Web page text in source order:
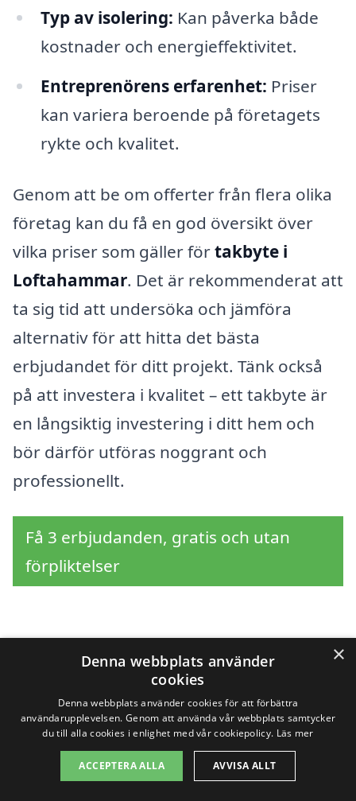
Typ av isolering: Kan påverka både
kostnader och energieffektivitet.
Entreprenörens erfarenhet: Priser
kan variera beroende på företagets
rykte och kvalitet.
Genom att be om offerter från flera olika
företag kan du få en god översikt över
vilka priser som gäller förtakbyte i
Loftahammar. Det är rekommenderat att
ta sig tid att undersöka och jämföra
alternativ för att hitta det bästa
erbjudandet för ditt projekt. Tänk också
på att investera i kvalitet – ett takbyte är
en långsiktig investering i ditt hem och
bör därför utföras noggrant och
professionellt.
Få 3 erbjudanden, gratis och utan
förpliktelser
Sök efter en
professionell för
takbyte i andra städer
nära Loftahammar
×
Denna webbplats använder
cookies
Denna webbplats använder cookies för att förbättra
användarupplevelsen. Genom att använda vår webbplats samtycker
du till alla cookies i enlighet med vår cookiepolicy. Läs mer
ACCEPTERA ALLA AVVISA ALLT